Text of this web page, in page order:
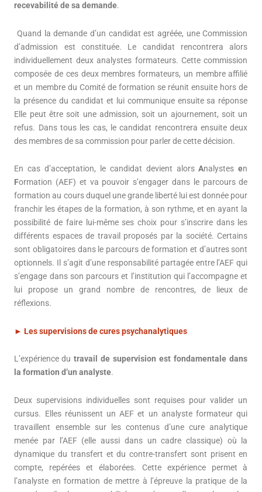
recevabilité de sa demande.
Quand la demande d’un candidat est agréée, une Commission
d’admission est constituée. Le candidat rencontrera alors
individuellement deux analystes formateurs. Cette commission
composée de ces deux membres formateurs, un membre affilié
et un membre du Comité de formation se réunit ensuite hors de
la présence du candidat et lui communique ensuite sa réponse
Elle peut être soit une admission, soit un ajournement, soit un
refus. Dans tous les cas, le candidat rencontrera ensuite deux
des membres de sa commission pour parler de cette décision.
En cas d’acceptation, le candidat devient alorsAnalystesen
Formation (AEF) et va pouvoir s’engager dans le parcours de
formation au cours duquel une grande liberté lui est donnée pour
franchir les étapes de la formation, à son rythme, et en ayant la
possibilité de faire lui-même ses choix pour s’inscrire dans les
différents espaces de travail proposés par la société. Certains
sont obligatoires dans le parcours de formation et d’autres sont
optionnels. Il s’agit d’une responsabilité partagée entre l’AEF qui
s’engage dans son parcours et l’institution qui l’accompagne et
lui propose un grand nombre de rencontres, de lieux de
réflexions.
► Les supervisions de cures psychanalytiques
L’expérience du travail de supervision est fondamentale dans
la formation d’un analyste.
Deux supervisions individuelles sont requises pour valider un
cursus. Elles réunissent un AEF et un analyste formateur qui
travaillent ensemble sur les contenus d’une cure analytique
menée par l’AEF (elle aussi dans un cadre classique) où la
dynamique du transfert et du contre-transfert sont prisent en
compte, repérées et élaborées. Cette expérience permet à
l’analyste en formation de mettre à l’épreuve la pratique de la